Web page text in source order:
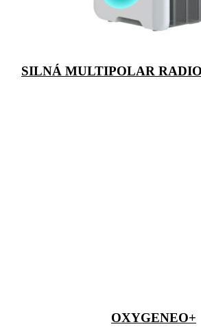
SILNÁ MULTIPOLAR
OXYGENEO+